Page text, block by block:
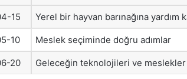
15 Yerel bir hayvan barınağına yardım
10 Meslek seçiminde doğru adımlar
20 Geleceğin teknolojileri ve meslekler